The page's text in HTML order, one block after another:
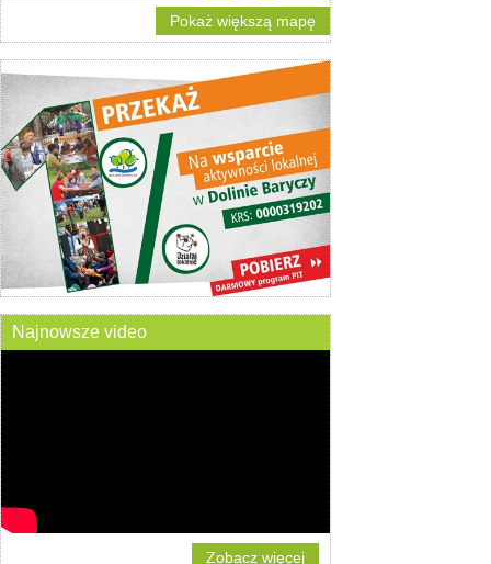
Pokaż większą mapę
Najnowsze video
Zobacz więcej